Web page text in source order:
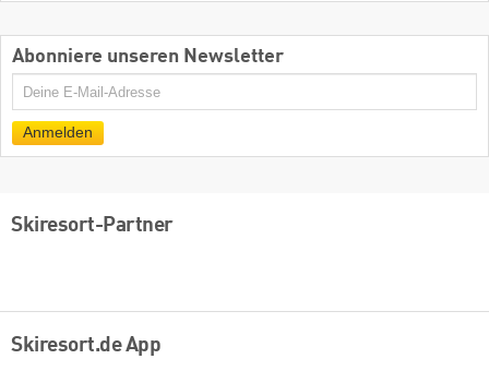
Abonniere unseren Newsletter
E-
Anmelden
Skiresort-Partner
Skiresort.de App